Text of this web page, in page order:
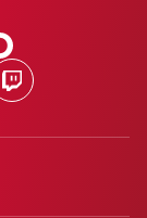
Twitch